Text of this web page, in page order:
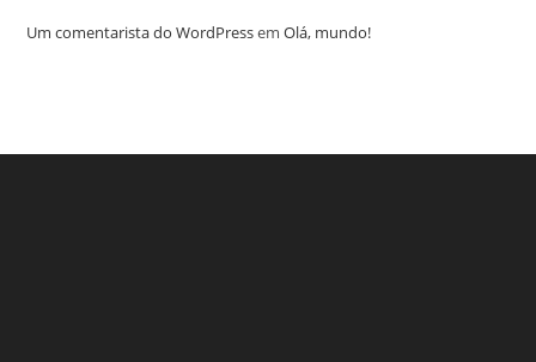
Um comentarista do WordPressemOlá, mundo!